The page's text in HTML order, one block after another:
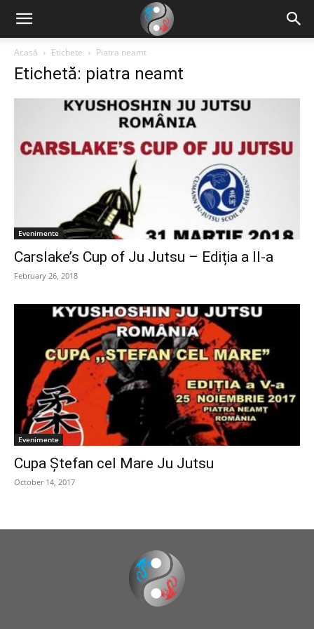
Acasă Etichete Piatra neamt
Etichetă: piatra neamt
Evenimente
Carslake’s Cup of Ju Jutsu – Ediția a II-a
February 26, 2018
Evenimente
Cupa Ștefan cel Mare Ju Jutsu
October 14, 2017